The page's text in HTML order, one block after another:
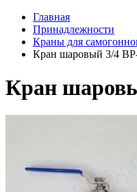
Главная
Принадлежности
Краны для
Кран шаровый 3/4
Кран